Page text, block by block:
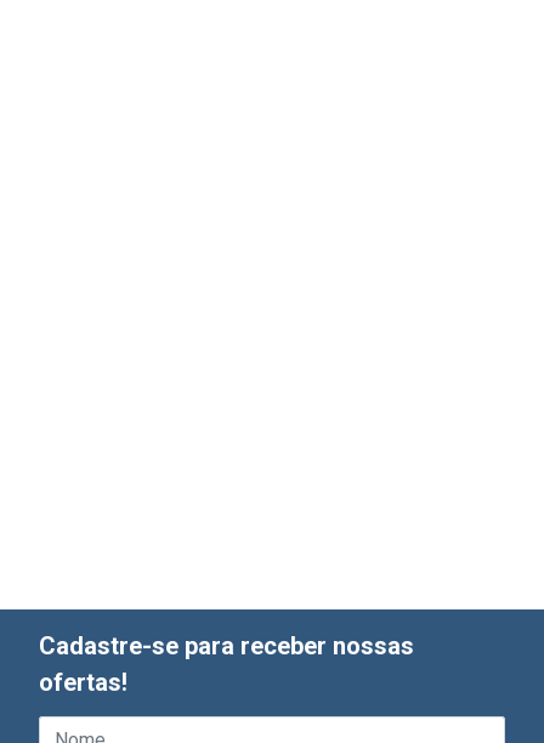
Cadastre-se para receber nossas
ofertas!